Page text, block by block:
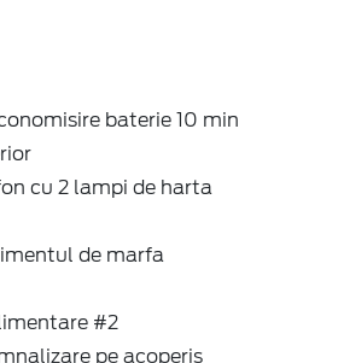
baterie 10 min
cu 2 lampi de harta
de marfa
#2
pe acoperis